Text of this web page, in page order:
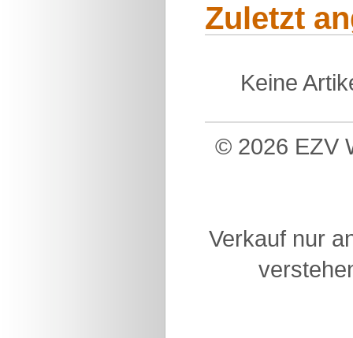
Zuletzt
Keine
© 2026 EZV
Verkauf nur